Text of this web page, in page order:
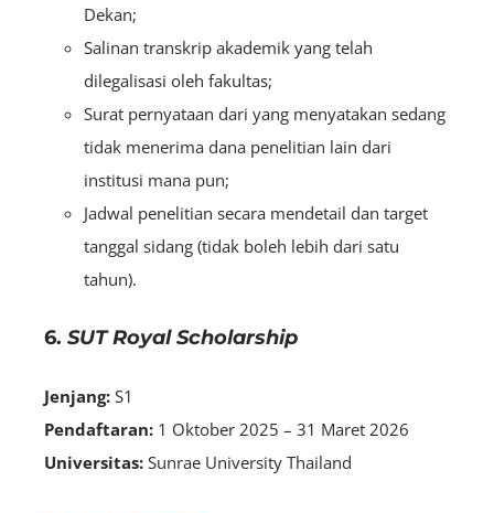
Dekan;
Salinan transkrip akademik yang telah
dilegalisasi oleh fakultas;
Surat pernyataan dari yang menyatakan sedang
tidak menerima dana penelitian lain dari
institusi mana pun;
Jadwal penelitian secara mendetail dan target
tanggal sidang (tidak boleh lebih dari satu
tahun).
6. SUT Royal Scholarship
Jenjang: S1
Pendaftaran: 1 Oktober 2025 – 31 Maret 2026
Universitas: Sunrae University Thailand